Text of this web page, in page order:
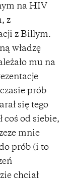
na HIV
z
z Billym.
władzę
mu na
prób
się tego
coś od siebie,
mnie
prób (i to
chciał